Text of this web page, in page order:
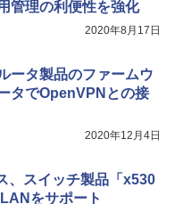
管理の利便性を強化
2020年8月17日
ータ製品のファームウ
タでOpenVPNとの接
2020年12月4日
、スイッチ製品「x530
をサポート